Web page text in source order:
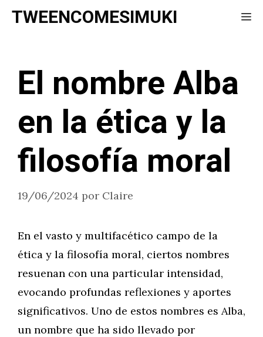
Saltar
TWEENCOMESIMUKI
El nombre Alba
en la ética y la
filosofía moral
19/06/2024 por Claire
En el vasto y multifacético campo de la
ética y la filosofía moral, ciertos nombres
resuenan con una particular intensidad,
evocando profundas reflexiones y aportes
significativos. Uno de estos nombres es Alba,
un nombre que ha sido llevado por